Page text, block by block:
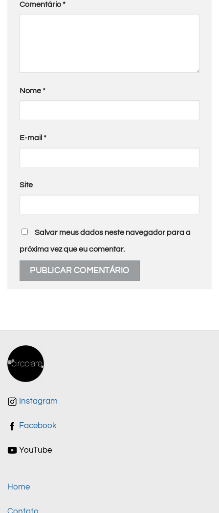
Comentário*
Nome*
E-mail *
Site
Salvar meus dados neste navegador para a
próxima vez que eu comentar.
Instagram
Facebook
YouTube
Home